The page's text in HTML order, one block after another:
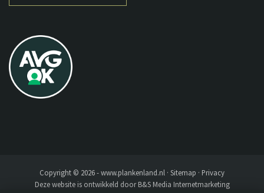
Copyright © 2026 - www.plankenland.nl · Sitemap · Privacy
Deze website is ontwikkeld doorB&S Media Internetmarketing